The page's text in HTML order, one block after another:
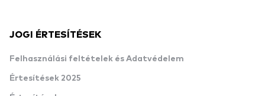
JOGI ÉRTESÍTÉSEK
Felhasználási feltételek és Adatvédelem
Értesítések 2025